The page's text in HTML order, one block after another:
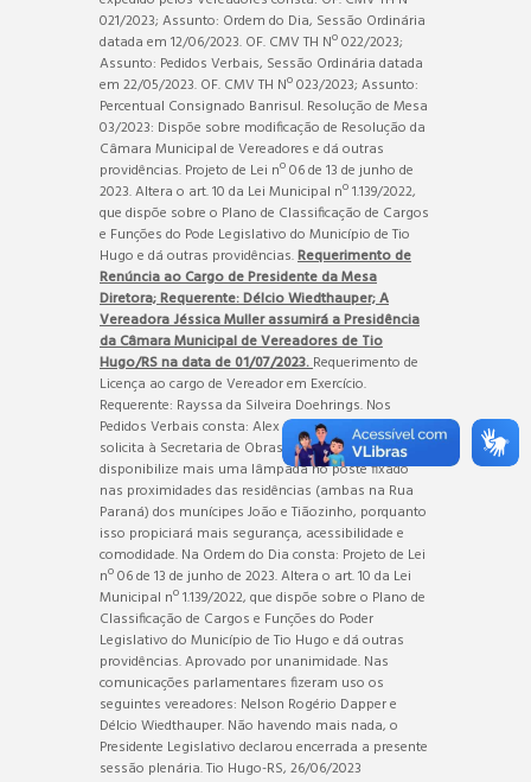
021/2023; Assunto: Ordem do Dia, Sessão Ordinária
datada em 12/06/2023. OF. CMV TH Nº 022/2023;
Assunto: Pedidos Verbais, Sessão Ordinária datada
em 22/05/2023. OF. CMV TH Nº 023/2023; Assunto:
Percentual Consignado Banrisul. Resolução de Mesa
03/2023: Dispõe sobre modificação de Resolução da
Câmara Municipal de Vereadores e dá outras
providências. Projeto de Lei nº 06 de 13 de junho de
2023. Altera o art. 10 da Lei Municipal nº 1.139/2022,
que dispõe sobre o Plano de Classificação de Cargos
e Funções do Pode Legislativo do Município de Tio
Hugo e dá outras providências.Requerimento de
Renúncia ao Cargo de Presidente da Mesa
Diretora; Requerente: Délcio Wiedthauper;A
Vereadora Jéssica Muller assumirá a Presidência
da Câmara Municipal de Vereadores de Tio
Hugo/RS na data de 01/07/2023.Requerimento de
Licença ao cargo de Vereador em Exercício.
Requerente: Rayssa da Silveira Doehrings. Nos
Pedidos Verbais consta: Alex Sandro Mendes:
solicita à Secretaria de Obras a fim de que
disponibilize mais uma lâmpada no poste fixado
nas proximidades das residências (ambas na Rua
Paraná) dos munícipes João e Tiãozinho, porquanto
isso propiciará mais segurança, acessibilidade e
comodidade. Na Ordem do Dia consta: Projeto de Lei
nº 06 de 13 de junho de 2023. Altera o art. 10 da Lei
Municipal nº 1.139/2022, que dispõe sobre o Plano de
Classificação de Cargos e Funções do Poder
Legislativo do Município de Tio Hugo e dá outras
providências. Aprovado por unanimidade. Nas
comunicações parlamentares fizeram uso os
seguintes vereadores: Nelson Rogério Dapper e
Délcio Wiedthauper. Não havendo mais nada, o
Presidente Legislativo declarou encerrada a presente
sessão plenária. Tio Hugo-RS, 26/06/2023